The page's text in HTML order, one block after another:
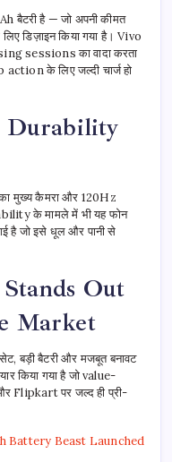
बैटरी है — जो अपनी कीमत
डिज़ाइन किया गया है। Vivo
sessions का वादा करता
के लिए जल्दी चार्ज हो
Durability
मुख्य कैमरा और 120Hz
के मामले में भी यह फोन
है जो इसे धूल और पानी से
Out
Market
बड़ी बैटरी और मजबूत बनावट
किया गया है जो value-
Flipkart पर जल्द ही प्री-
Battery Beast Launched